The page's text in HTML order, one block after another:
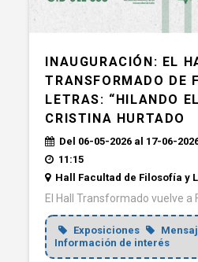
INAUGURACIÓN: EL
TRANSFORMADO DE
LETRAS: “HILANDO
CRISTINA HURTADO
Del 06-05-2026 al 17-06-
11:15
Hall Facultad de Filosofía y
El Hall Transformado vuelve a
Exposiciones
Información de interés